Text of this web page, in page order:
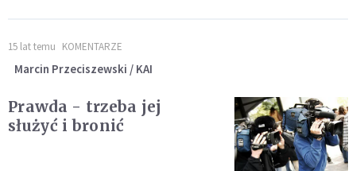
15 lat temu KOMENTARZE
Marcin Przeciszewski / KAI
Prawda - trzeba jej
służyć i bronić